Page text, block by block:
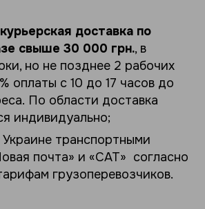
доставка по
свыше 30 000 грн., в
но не позднее 2 рабочих
оплаты с 10 до 17 часов до
По области доставка
индивидуально;
транспортными
почта» и «САТ» согласно
грузоперевозчиков.